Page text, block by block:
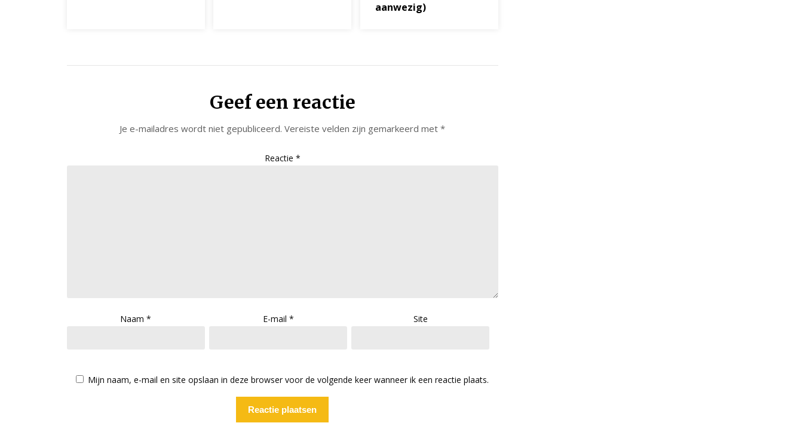
aanwezig)
Geef een reactie
Je e-mailadres wordt niet gepubliceerd. Vereiste velden zijn gemarkeerd met*
Reactie *
Naam* E-mail * Site
Mijn naam, e-mail en site opslaan in deze browser voor de volgende keer wanneer ik een reactie plaats.